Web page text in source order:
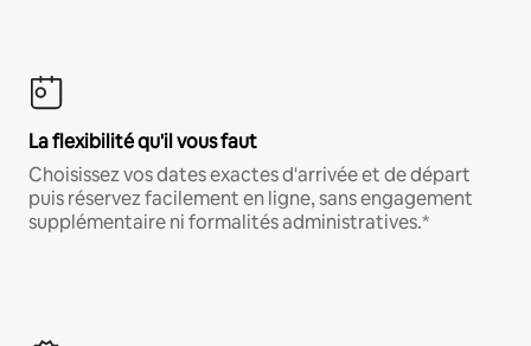
La flexibilité qu'il vous faut
Choisissez vos dates exactes d'arrivée et de départ
puis réservez facilement en ligne, sans engagement
supplémentaire ni formalités administratives.*